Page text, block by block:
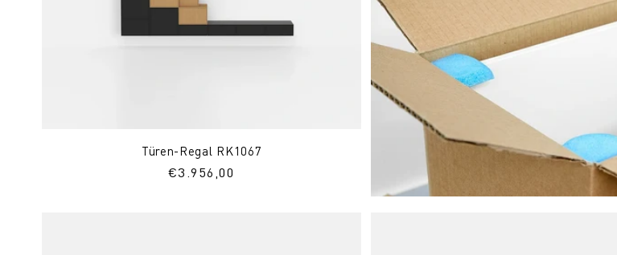
Türen-Regal RK1067
Normaler
€3.956,00